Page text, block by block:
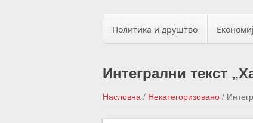
Политика и друштво
Интегрални текст
Насловна / Некатегоризовано /